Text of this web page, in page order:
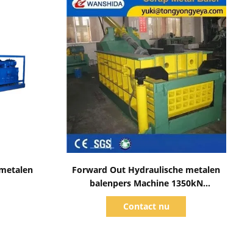
Forward Out Hydraulische metalen
balenpers Machine 1350kN
aluminium schrootpers
Contact nu